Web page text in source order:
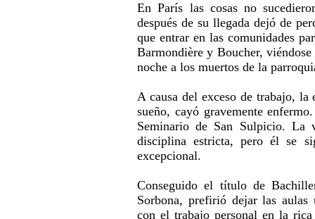
En París las cosas no
después de su llegada dejó de
que entrar en las comunidades
Barmondière y Boucher,
noche a los muertos de la
A causa del exceso de trabajo, la
sueño, cayó gravemente
Seminario de San Sulpicio. La
disciplina estricta, pero él se
excepcional.
Conseguido el título de
Sorbona, prefirió dejar las
con el trabajo personal en la